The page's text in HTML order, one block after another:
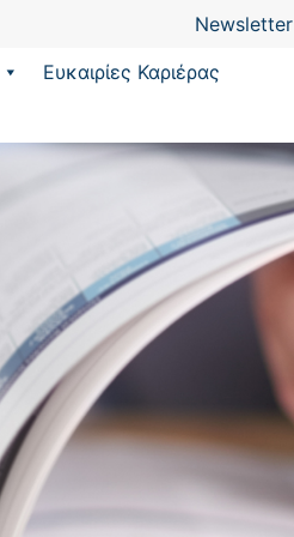
Newsletter
Eυκαιρίες Καριέρας